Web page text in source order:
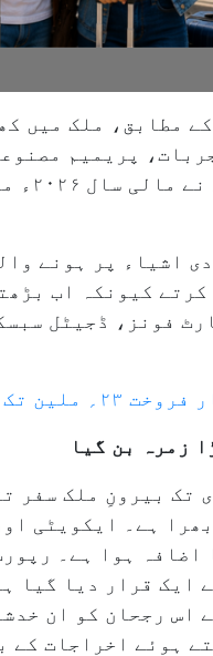
مطابق، ملک میں
پریمیم
اشیاء پر ہونے
کیونکہ اب
فونز، ڈجیٹل
زمرہ بن گیا
ہے۔ ایکویٹی
گزشتہ تین برسوں کے دوران
اس رجحان کو ان
ہوئے اخراجات